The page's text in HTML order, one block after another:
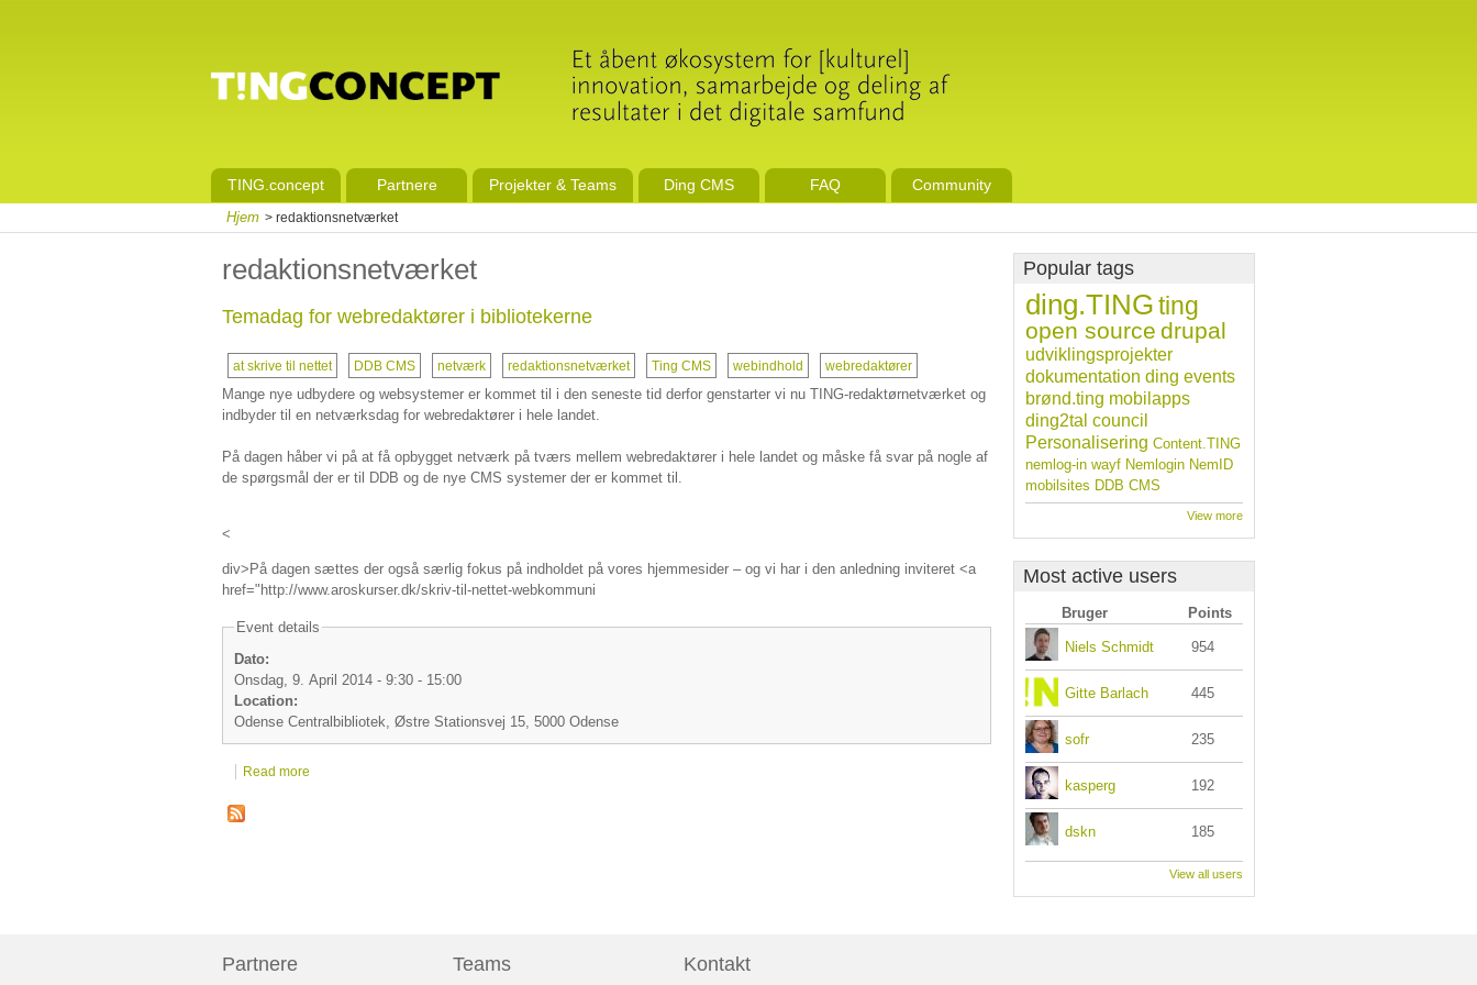
TING.concept Partnere Projekter & Teams Ding CMS FAQ Community
Hjem > redaktionsnetværket
redaktionsnetværket
Temadag for webredaktører i bibliotekerne
at skrive til nettet DDB CMS netværk redaktionsnetværket Ting CMS webindhold webredaktører
Mange nye udbydere og websystemer er kommet til i den seneste tid derfor genstarter vi nu TING-redaktørnetværket og
indbyder til en netværksdag for webredaktører i hele landet.
På dagen håber vi på at få opbygget netværk på tværs mellem webredaktører i hele landet og måske få svar på nogle af
de spørgsmål der er til DDB og de nye CMS systemer der er kommet til.
<
div>På dagen sættes der også særlig fokus på indholdet på vores hjemmesider – og vi har i den anledning inviteret <a
href="http://www.aroskurser.dk/skriv-til-nettet-webkommuni
Event details
Dato:
Onsdag, 9. April 2014 - 9:30 - 15:00
Location:
Odense Centralbibliotek, Østre Stationsvej 15, 5000 Odense
Read more
Popular tags
ding.TINGting
open source drupal
udviklingsprojekter
dokumentation ding events
brønd.ting mobilapps
ding2tal council
Personalisering Content.TING
nemlog-in wayf Nemlogin NemID
mobilsites DDB CMS
View more
Most active users
Bruger Points
Niels Schmidt 954
Gitte Barlach 445
sofr 235
kasperg 192
dskn 185
View all users
Partnere Teams Kontakt